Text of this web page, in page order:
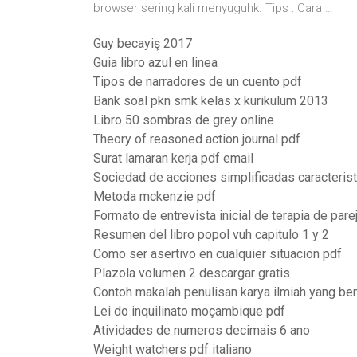
browser sering kali menyuguhk. Tips : Cara …
Guy becayiş 2017
Guia libro azul en linea
Tipos de narradores de un cuento pdf
Bank soal pkn smk kelas x kurikulum 2013
Libro 50 sombras de grey online
Theory of reasoned action journal pdf
Surat lamaran kerja pdf email
Sociedad de acciones simplificadas
Metoda mckenzie pdf
Formato de entrevista inicial de terapia de
Resumen del libro popol vuh capitulo 1 y 2
Como ser asertivo en cualquier situacion pdf
Plazola volumen 2 descargar gratis
Contoh makalah penulisan karya ilmiah yang
Lei do inquilinato moçambique pdf
Atividades de numeros decimais 6 ano
Weight watchers pdf italiano